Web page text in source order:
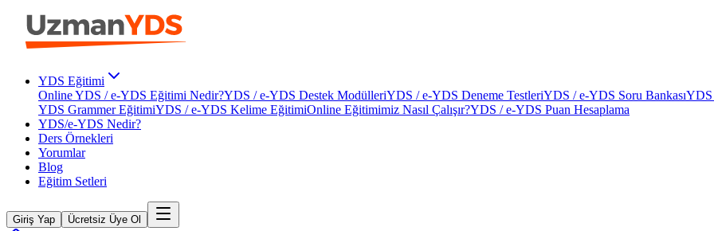
YDS Eğitimi
Online YDS / e-YDS Eğitimi Nedir?YDS / e-YDS Destek ModülleriYDS / e-YDS Deneme TestleriYDS / e-YDS Soru BankasıYDS
YDS Grammer EğitimiYDS / e-YDS Kelime EğitimiOnline Eğitimimiz Nasıl Çalışır?YDS / e-YDS Puan Hesaplama
YDS/e-YDS Nedir?
Ders Örnekleri
Yorumlar
Blog
Eğitim Setleri
Giriş Yap Ücretsiz Üye Ol